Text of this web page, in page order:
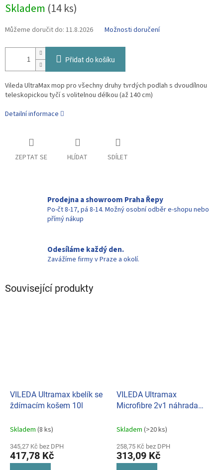
cena:
Skladem (14 ks)
Můžeme doručit do: 11.8.2026 Možnosti doručení
Přidat do košíku
Vileda UltraMax mop pro všechny druhy tvrdých podlah s dvoudílnou
teleskopickou tyčí s volitelnou délkou (až 140 cm)
Detailní informace
ZEPTAT SE HLÍDAT SDÍLET
Prodejna a showroom Praha Řepy
Po-čt 8-17, pá 8-14. Možný osobní odběr e-shopu nebo
přímý nákup
Odesíláme každý den.
Zavážíme firmy v Praze a okolí.
Související produkty
VILEDA Ultramax kbelík se
ždímacím košem 10l
Skladem (8 ks)
345,27 Kč bez DPH
417,78 Kč
VILEDA Ultramax
Microfibre 2v1 náhrada
Skladem (>20 ks)
258,75 Kč bez DPH
313,09 Kč